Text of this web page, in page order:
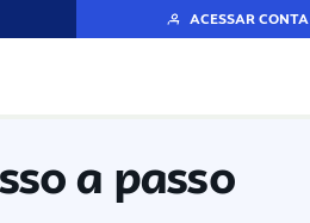
ACESSAR CONTA
a passo